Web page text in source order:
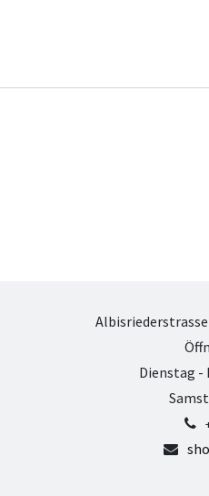
Albisriederstrasse
Dienstag -